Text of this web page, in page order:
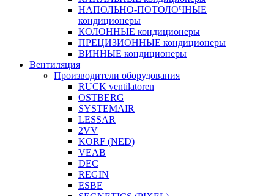
НАПОЛЬНО-ПОТОЛОЧНЫЕ
кондиционеры
КОЛОННЫЕ кондиционеры
ПРЕЦИЗИОННЫЕ кондиционеры
ВИННЫЕ кондиционеры
Вентиляция
Производители оборудования
RUCK ventilatoren
OSTBERG
SYSTEMAIR
LESSAR
2VV
KORF (NED)
VEAB
DEC
REGIN
ESBE